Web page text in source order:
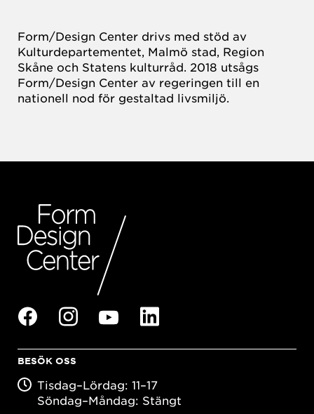
Form/Design Center drivs med stöd av
Kulturdepartementet, Malmö stad, Region
Skåne och Statens kulturråd. 2018 utsågs
Form/Design Center av regeringen till en
nationell nod för gestaltad livsmiljö.
BESÖK OSS
Tisdag–Lördag: 11–17
Söndag–Måndag: Stängt